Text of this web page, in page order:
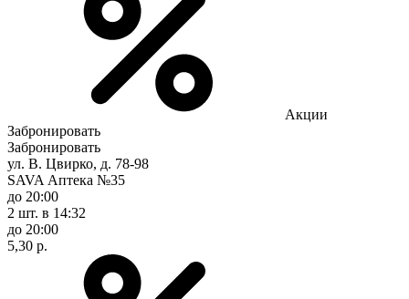
Акции
Забронировать
Забронировать
ул. В. Цвирко, д. 78-98
SAVA Аптека №35
до 20:00
2 шт. в 14:32
до 20:00
5,30 р.